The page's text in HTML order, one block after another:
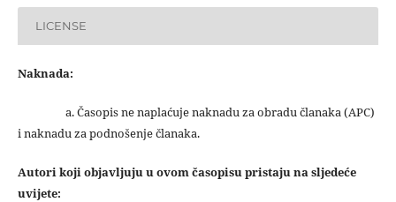
LICENSE
Naknada:
a. Časopis ne naplaćuje naknadu za obradu članaka (APC)
i naknadu za podnošenje članaka.
Autori koji objavljuju u ovom časopisu pristaju na sljedeće
uvijete: